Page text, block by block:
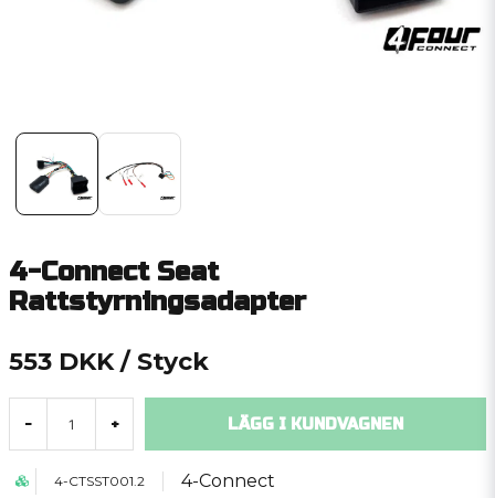
4-Connect Seat
Rattstyrningsadapter
553 DKK / Styck
- + LÄGG I KUNDVAGNEN
4-CTSST001.2 4-Connect